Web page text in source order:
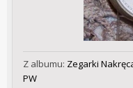
Z albumu: Zegarki
PW